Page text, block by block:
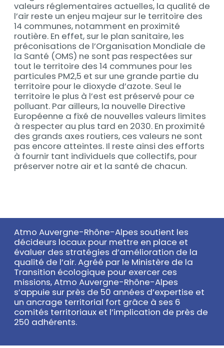
valeurs réglementaires actuelles, la qualité de
l’air reste un enjeu majeur sur le territoire des
14 communes, notamment en proximité
routière. En effet, sur le plan sanitaire, les
préconisations de l’Organisation Mondiale de
la Santé (OMS) ne sont pas respectées sur
tout le territoire des 14 communes pour les
particules PM2,5 et sur une grande partie du
territoire pour le dioxyde d’azote. Seul le
territoire le plus à l’est est préservé pour ce
polluant. Par ailleurs, la nouvelle Directive
Européenne a fixé de nouvelles valeurs limites
à respecter au plus tard en 2030. En proximité
des grands axes routiers, ces valeurs ne sont
pas encore atteintes. Il reste ainsi des efforts
à fournir tant individuels que collectifs, pour
préserver notre air et la santé de chacun.
Texte
Atmo Auvergne-Rhône-Alpes soutient les
décideurs locaux pour mettre en place et
évaluer des stratégies d’amélioration de la
qualité de l’air. Agréé par le Ministère de la
Transition écologique pour exercer ces
missions, Atmo Auvergne-Rhône-Alpes
s’appuie sur près de 50 années d’expertise et
un ancrage territorial fort grâce à ses 6
comités territoriaux et l’implication de près de
250 adhérents.